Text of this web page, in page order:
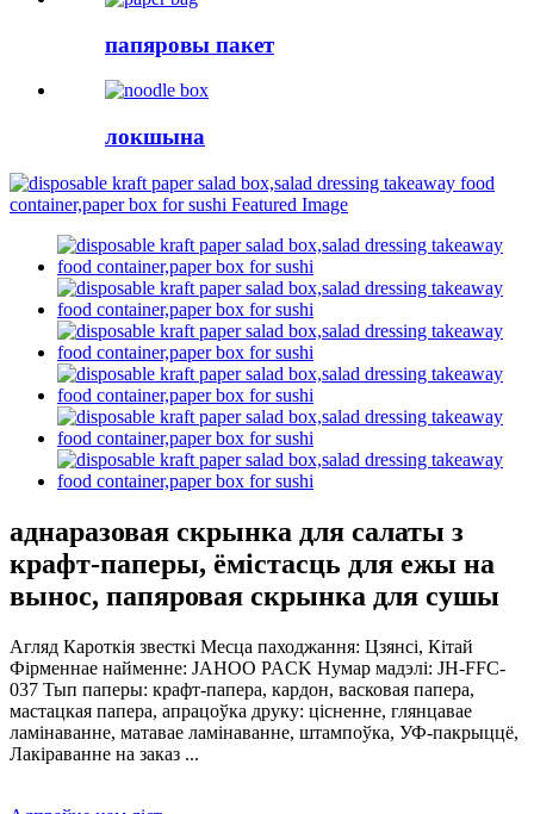
папяровы пакет
локшына
аднаразовая скрынка для салаты з
крафт-паперы, ёмістасць для ежы на
вынос, папяровая скрынка для сушы
Агляд Кароткія звесткі Месца паходжання: Цзянсі, Кітай
Фірменнае найменне: JAHOO PACK Нумар мадэлі: JH-FFC-
037 Тып паперы: крафт-папера, кардон, васковая папера,
мастацкая папера, апрацоўка друку: цісненне, глянцавае
ламінаванне, матавае ламінаванне, штампоўка, УФ-пакрыццё,
Лакіраванне на заказ ...